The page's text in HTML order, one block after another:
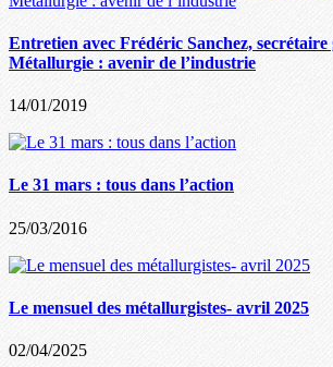
Entretien avec Frédéric Sanchez,
Métallurgie : avenir de l’industrie
14/01/2019
Le 31 mars : tous dans l’action
25/03/2016
Le mensuel des métallurgistes- avril 2025
02/04/2025